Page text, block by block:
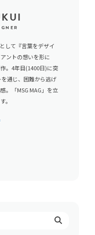
して『言葉をデザイ
ントの想いを形に
。4年目(1400日)に突
を通じ、困難から逃げ
。「MSG MAG」を立
。